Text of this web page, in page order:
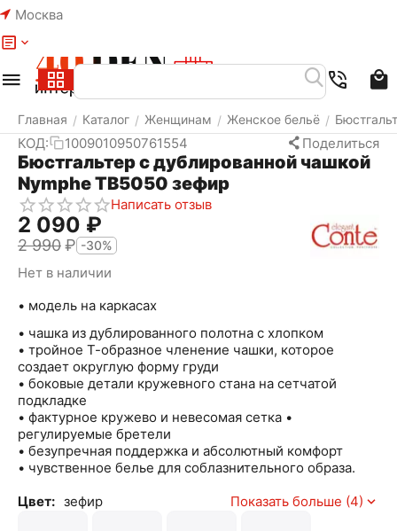
Москва
Главная / Каталог / Женщинам / Женское бельё /
КОД: 1009010950761554 Поделиться
Бюстгальтер с дублированной чашкой
Nymphe TB5050 зефир
Написать отзыв
2 090 ₽
2 990₽ -30%
Нет в наличии
• модель на каркасах
• чашка из дублированного полотна с хлопком
• тройное Т-образное членение чашки, которое
создает округлую форму груди
• боковые детали кружевного стана на сетчатой
подкладке
• фактурное кружево и невесомая сетка •
регулируемые бретели
• безупречная поддержка и абсолютный комфорт
• чувственное белье для соблазнительного образа.
Цвет: зефир Показать больше (4)
Меню